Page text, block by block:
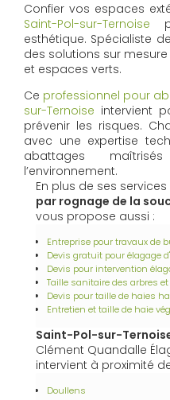
Confier vos espaces
Saint-Pol-sur-Ternoise
esthétique. Spécialiste
des solutions sur
et espaces verts.
Ce professionnel pour
sur-Ternoise intervient
prévenir les risques.
avec une expertise
abattages
l’environnement.
En plus de ses services
par rognage de la
vous propose aussi :
Entreprise pour travaux de
Devis gratuit pour élagage
Devis pour intervention
Taille sanitaire des arbres
Devis pour taille de haies
Entretien et taille de haie
Saint-Pol-sur-
Clément Quandalle
intervient à proximité
Doullens